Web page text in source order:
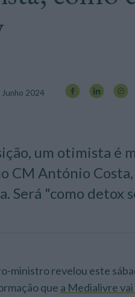
Junho 2024
um otimista é
CM António
Será "como detox
ministro revelou este
que a Medialivre